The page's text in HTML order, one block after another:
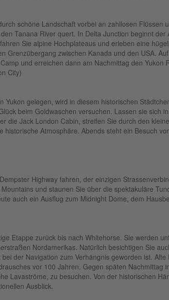
schöne Landschaft vorbei an zahllosen
Tanana River quert. In Delta Junction beginnt
Sie alpine Hochplateaus und erleben eine
Grenzübergang zwischen Kanada und den USA.
und erreichen dann am Nachmittag den
City)
Yukon gelegen, wird in diesem historischen
beim Goldwaschen versuchen. Lassen sie sich
die Jack London Cabin, streifen Sie durch den
historische Atmosphäre. Abends steht ein Besuch
Highway fahren, der einzigen
und staunen Sie über die spektakuläre
auch ein Ausflug zum Midnight Dome, dem
Etappe zurück bis nach Whitehorse. Sie werden
Nordamerikas. Natürlich besichtigen Sie
der Navigation zum Verhängnis geworden ist.
vor 100 Jahren. Gegen späten
Lavaströme, zu besuchen. Von der historischen
Ausblick.